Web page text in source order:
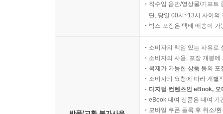
- 순조의 증조할머니 정순왕후, 정치적 야욕을 드러
- 세도정치의 시작은 정조 때문이었다?!
최연소 호랑이. 8세에 즉위한 어린 임금·457
직수입 음반/영상물/기프트
단, 당일 00시~13시 사이의
박스 포장은 택배 배송이
소비자의 책임 있는 사유로
소비자의 사용, 포장 개봉
복제가 가능한 상품 등의
소비자의 요청에 따라 개별
디지털 컨텐츠인 eBook,
eBook 대여 상품은 대여 기
모바일 쿠폰 등록 후 취소/